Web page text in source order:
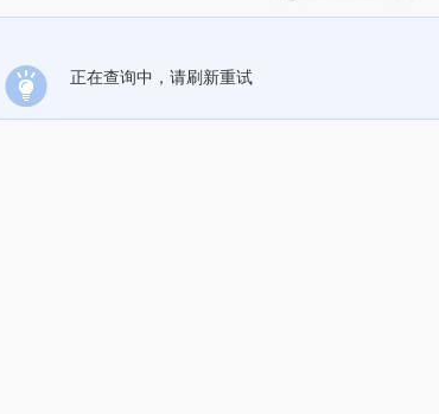
正在查询中，请刷新重试